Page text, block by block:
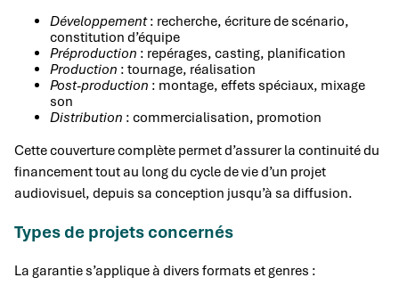
Développement: recherche, écriture de scénario,
constitution d’équipe
Préproduction : repérages, casting, planification
Production : tournage, réalisation
Post-production : montage, effets spéciaux, mixage
son
Distribution : commercialisation, promotion
Cette couverture complète permet d’assurer la continuité du
financement tout au long du cycle de vie d’un projet
audiovisuel, depuis sa conception jusqu’à sa diffusion.
Types de projets concernés
La garantie s’applique à divers formats et genres :